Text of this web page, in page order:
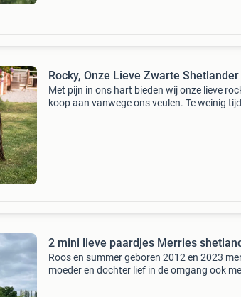
Rocky, Onze Lieve Zwarte Shetlander
Met pijn in ons hart bieden wij onze lieve
koop aan vanwege ons veulen. Te weinig
2 mini lieve paardjes Merries
Roos en summer geboren 2012 en 2023
moeder en dochter lief in de omgang ook